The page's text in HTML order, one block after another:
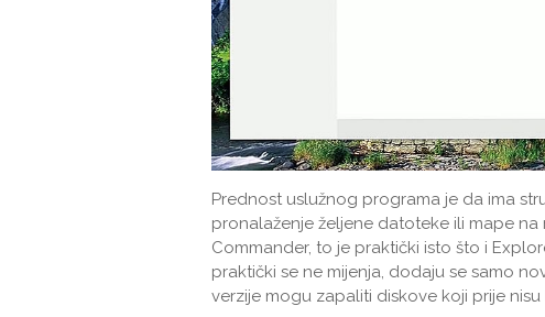
Prednost uslužnog programa je da ima
pronalaženje željene datoteke ili mape
Commander, to je praktički isto što i
praktički se ne mijenja, dodaju se samo
verzije mogu zapaliti diskove koji prije